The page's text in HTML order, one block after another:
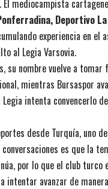
El mediocampista
Deportivo
experiencia en el
al Legia Varsovia.
su nombre vuelve a tomar
mientras Bursaspor
intenta convencerlo
desde Turquía, uno
es que la
por lo que el club
intentar avanzar de